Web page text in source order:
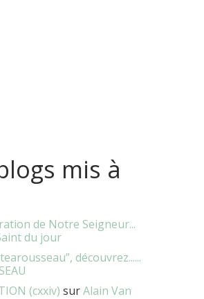
mis à
de Notre Seigneur...
du jour
découvrez......
(cxxiv) surAlain Van